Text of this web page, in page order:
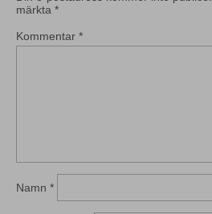
märkta *
Kommentar *
Namn *